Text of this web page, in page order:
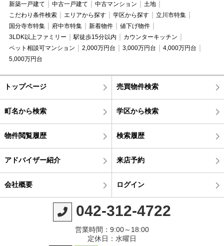
新築一戸建て 中古一戸建て 中古マンション
土地
こだわり条件検索
エリアから探す 学区から探す
立川市特集
国分寺市特集
府中市特集 新着物件
値下げ物件
3LDK以上ファミリー
駅徒歩15分以内
カウンターキッチン
ペット相談可マンション
2,000万円台 3,000万円台
4,000万円台
5,000万円台
トップページ 売買物件検索
町名から検索 学区から検索
物件閲覧履歴 検索履歴
アドバイザー紹介 来店予約
会社概要 ログイン
042-312-4722
営業時間：9:00～18:00
定休日：水曜日